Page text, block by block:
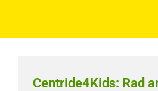
Centride4Kids: Rad